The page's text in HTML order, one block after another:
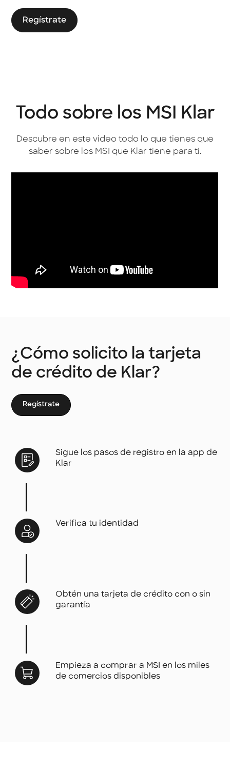
Regístrate
Todo sobre los MSI Klar
Descubre en este video todo lo que tienes que
saber sobre los MSI que Klar tiene para ti.
¿Cómo solicito la tarjeta
de crédito de Klar?
Regístrate
Sigue los pasos de registro en la app de
Klar
Verifica tu identidad
Obtén una tarjeta de crédito con o sin
garantía
Empieza a comprar a MSI en los miles
de comercios disponibles